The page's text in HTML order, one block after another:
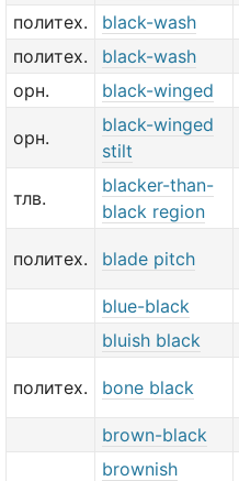
политех.
black-wash
политех.
black-wash
орн.
black-winged
орн.
black-winged
stilt
тлв.
blacker-than-
black region
политех. blade pitch
blue-black
bluish black
политех. bone black
brown-black
brownish